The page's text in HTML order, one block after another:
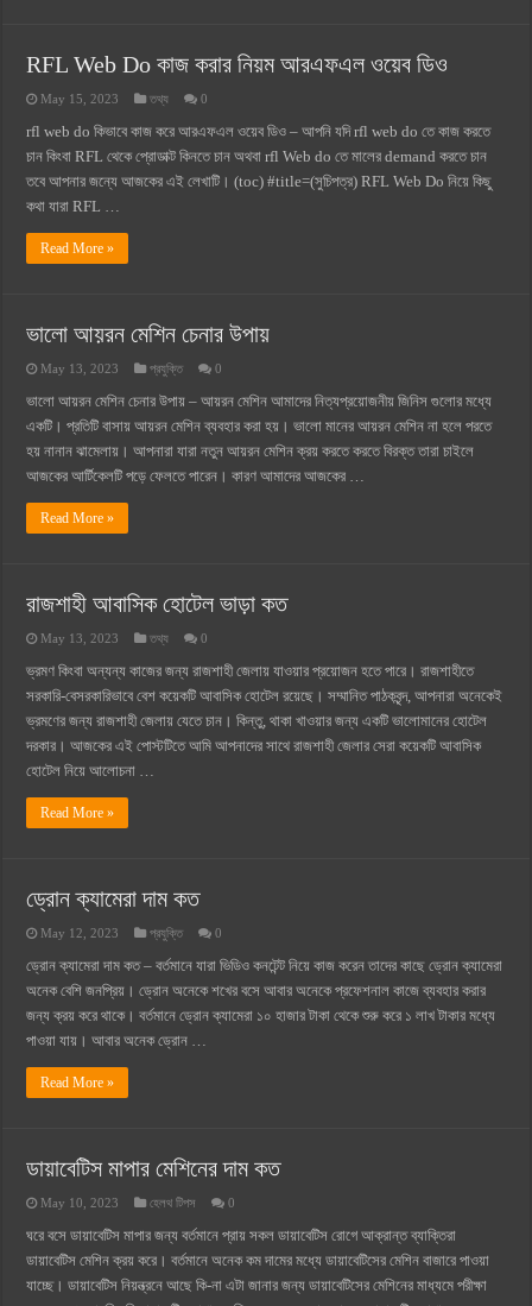
RFL Web Do কাজ করার নিয়ম আরএফএল ওয়েব ডিও
May 15, 2023 তথ্য 0
rfl web do কিভাবে কাজ করে আরএফএল ওয়েব ডিও – আপনি যদি rfl web do তে কাজ করতে
চান কিংবা RFL থেকে প্রোডাক্ট কিনতে চান অথবা rfl Web do তে মালের demand করতে চান
তবে আপনার জন্যে আজকের এই লেখাটি। (toc) #title=(সুচিপত্র) RFL Web Do নিয়ে কিছু
কথা যারা RFL …
Read More »
ভালো আয়রন মেশিন চেনার উপায়
May 13, 2023 প্রযুক্তি 0
ভালো আয়রন মেশিন চেনার উপায় – আয়রন মেশিন আমাদের নিত্যপ্রয়োজনীয় জিনিস গুলোর মধ্যে
একটি। প্রতিটি বাসায় আয়রন মেশিন ব্যবহার করা হয়। ভালো মানের আয়রন মেশিন না হলে পরতে
হয় নানান ঝামেলায়। আপনারা যারা নতুন আয়রন মেশিন ক্রয় করতে করতে বিরক্ত তারা চাইলে
আজকের আর্টিকেলটি পড়ে ফেলতে পারেন। কারণ আমাদের আজকের …
Read More »
রাজশাহী আবাসিক হোটেল ভাড়া কত
May 13, 2023 তথ্য 0
ভ্রমণ কিংবা অন্যন্য কাজের জন্য রাজশাহী জেলায় যাওয়ার প্রয়োজন হতে পারে। রাজশাহীতে
সরকারি-বেসরকারিভাবে বেশ কয়েকটি আবাসিক হোটেল রয়েছে। সম্মানিত পাঠকবৃন্দ, আপনারা অনেকেই
ভ্রমণের জন্য রাজশাহী জেলায় যেতে চান। কিন্তু, থাকা খাওয়ার জন্য একটি ভালোমানের হোটেল
দরকার। আজকের এই পোস্টটিতে আমি আপনাদের সাথে রাজশাহী জেলার সেরা কয়েকটি আবাসিক
হোটেল নিয়ে আলোচনা …
Read More »
ড্রোন ক্যামেরা দাম কত
May 12, 2023 প্রযুক্তি 0
ড্রোন ক্যামেরা দাম কত – বর্তমানে যারা ভিডিও কনটেন্ট নিয়ে কাজ করেন তাদের কাছে ড্রোন ক্যামেরা
অনেক বেশি জনপ্রিয়। ড্রোন অনেকে শখের বসে আবার অনেকে প্রফেশনাল কাজে ব্যবহার করার
জন্য ক্রয় করে থাকে। বর্তমানে ড্রোন ক্যামেরা ১০ হাজার টাকা থেকে শুরু করে ১ লাখ টাকার মধ্যে
পাওয়া যায়। আবার অনেক ড্রোন …
Read More »
ডায়াবেটিস মাপার মেশিনের দাম কত
May 10, 2023 হেলথ টিপস 0
ঘরে বসে ডায়াবেটিস মাপার জন্য বর্তমানে প্রায় সকল ডায়াবেটিস রোগে আক্রান্ত ব্যাক্তিরা
ডায়াবেটিস মেশিন ক্রয় করে। বর্তমানে অনেক কম দামের মধ্যে ডায়াবেটিসের মেশিন বাজারে পাওয়া
যাচ্ছে। ডায়াবেটিস নিয়ন্ত্রনে আছে কি-না এটা জানার জন্য ডায়াবেটিসের মেশিনের মাধ্যমে পরীক্ষা